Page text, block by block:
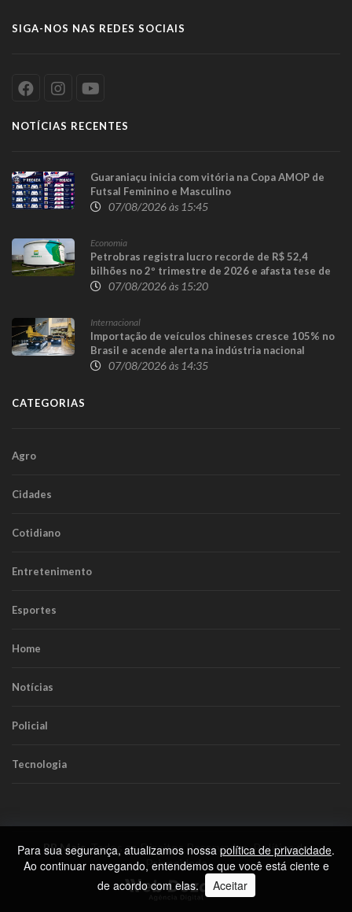
SIGA-NOS NAS REDES SOCIAIS
NOTÍCIAS RECENTES
Guaraniaçu inicia com vitória na Copa AMOP de
Futsal Feminino e Masculino
07/08/2026 às 15:45
Economia
Petrobras registra lucro recorde de R$ 52,4
bilhões no 2º trimestre de 2026 e afasta tese de
defasagem nos combustíveis
07/08/2026 às 15:20
Internacional
Importação de veículos chineses cresce 105% no
Brasil e acende alerta na indústria nacional
07/08/2026 às 14:35
CATEGORIAS
Agro
Cidades
Cotidiano
Entretenimento
Esportes
Home
Notícias
Policial
Tecnologia
RR Mais. Todos os Direitos Reservados.Política de
Privacidade
Para sua segurança, atualizamos nossa política de privacidade.
Ao continuar navegando, entendemos que você está ciente e
de acordo com elas. Aceitar